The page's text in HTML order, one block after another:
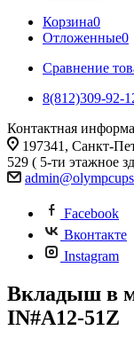
Корзина0
Отложенные0
Сравнение
8(812)309-92-
Контактная
197341, Санкт-
529 ( 5-ти этажное
Facebook
Вконтакте
Instagram
Вкладыш в
IN#A12-51Z